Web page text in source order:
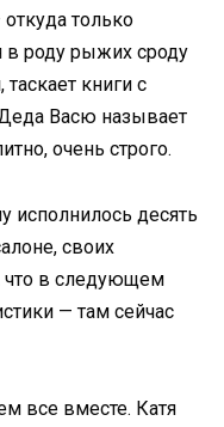
только
в роду рыжих сроду
книги с
Деда Васю называет
очень строго.
исполнилось десять
своих
что в следующем
— там сейчас
все вместе. Катя